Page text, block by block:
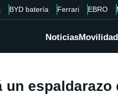
BYD batería Ferrari EBRO
NoticiasMovilidad
espaldarazo